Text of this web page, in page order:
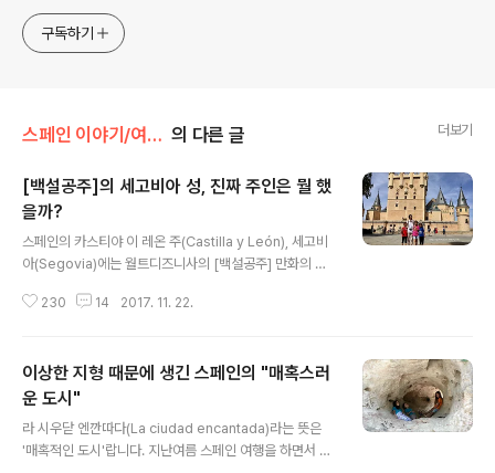
구독하기
스페인 이야기/여행, 여가 의 다른 글 더보기
[백설공주]의 세고비아 성, 진짜 주인은 뭘 했
을까?
스페인의 카스티야 이 레온 주(Castilla y León), 세고비
아(Segovia)에는 월트디즈니사의 [백설공주] 만화의 배
데렐라]의 배경에도 영향을 끼쳤다고도 하는데요, 실제로
고 있었습니다. 한눈에 보는 그 모습은 정말 아름다웠습니
다. 세고비아 성을 스페인에서는 '알카사르 데 세고비아(Al
cázar de Segovia)'라고 부릅니다. 우리나라 사람들은
'세고비아의 알카사르 성'이라고 오역하여 말하는데 사실
'알카사르(alcázar)'라는 단어는 아랍어 기원으로 성, 왕
230 14 2017. 11. 22.
이상한 지형 때문에 생긴 스페인의 "매혹스러
운 도시"
​라 시우닫 엔깐따다(La ciudad encantada)라는 뜻은
'매혹적인 도시'랍니다. 지난여름 스페인 여행을 하면서 이